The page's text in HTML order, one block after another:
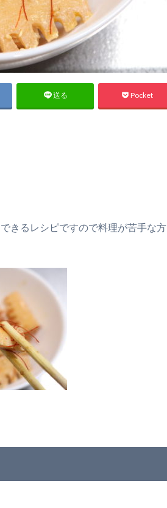
送る Pocket
きるレシピですので料理が苦手な方